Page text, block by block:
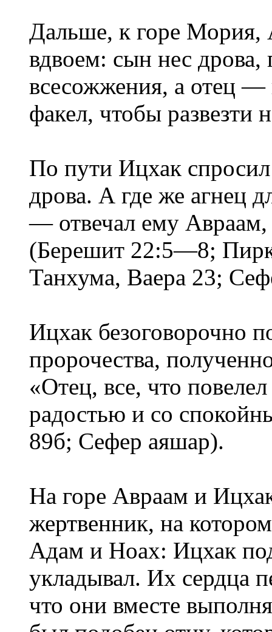
Дальше, к горе
вдвоем: сын нес дрова,
всесожжения, а отец
факел, чтобы развезти
По пути Ицхак
дрова. А где же агнец
— отвечал ему
(Берешит 22:5—8;
Танхума, Ваера 23;
Ицхак безоговорочно
пророчества,
«Отец, все, что
радостью и со
89б; Сефер аяшар).
На горе Авраам и
жертвенник, на
Адам и Ноах: Ицхак
укладывал. Их сердца
что они вместе